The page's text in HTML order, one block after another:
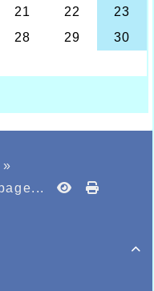
d’opale où le trail
accueillait un très
la « master 2 »
en compagnie de
de l’épreuve de
par l’excellent
que Pascale passait
7h17.09 à la 191
ème
»
